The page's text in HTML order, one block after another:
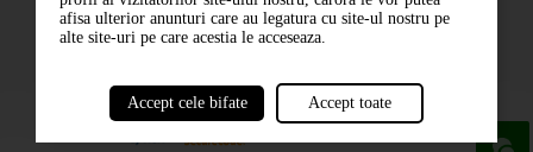
afisa ulterior anunturi care au legatura cu site-ul nostru pe
alte site-uri pe care acestia le acceseaza.
Accept cele bifate Accept toate